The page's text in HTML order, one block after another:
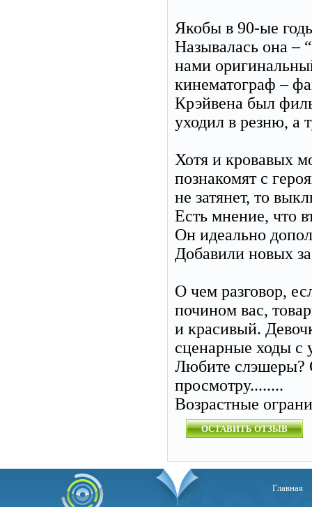
Якобы в 90-ые
Называлась она –
нами
кинематограф –
Крэйвена был
уходил в резню, а
Хотя и кровавых
познакомят с
не затянет, то
Есть мнение, что
Он идеально
Добавили новых
О чем разговор,
почином вас,
и красивый.
сценарные ходы с
Любите слэшеры?
просмотру........
Возрастные
ОСТАВИТЬ ОТЗЫВ
Главная